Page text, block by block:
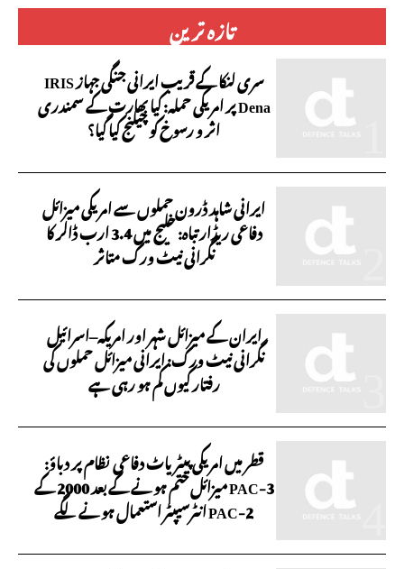
تازہ ترین
سری لنکا کے قریب ایرانی جنگی جہاز IRIS
Dena پر امریکی حملہ: کیا بھارت کے سمندری
اثر و رسوخ کو چیلنج کیا گیا؟
ایرانی شاہد ڈرون حملوں سے امریکی میزائل
دفاعی ریڈار تباہ: خلیج میں 3.4 ارب ڈالر کا
نگرانی نیٹ ورک متاثر
ایران کے میزائل شہر اور امریکہ–اسرائیل
نگرانی نیٹ ورک: ایرانی میزائل حملوں کی
رفتار کیوں کم ہو رہی ہے
قطر میں امریکی پیٹریاٹ دفاعی نظام پر دباؤ:
PAC-3 میزائل ختم ہونے کے بعد 2000 کے
PAC-2 انٹرسیپٹر استعمال ہونے لگے